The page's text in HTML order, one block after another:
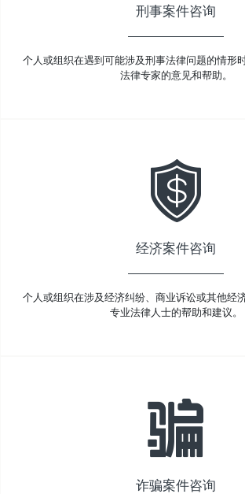
刑事案件咨询
个人或组织在遇到可能涉及刑事法律问题的情形
法律专家的意见和帮助。
经济案件咨询
个人或组织在涉及经济纠纷、商业诉讼或其他经
专业法律人士的帮助和建议。
诈骗案件咨询